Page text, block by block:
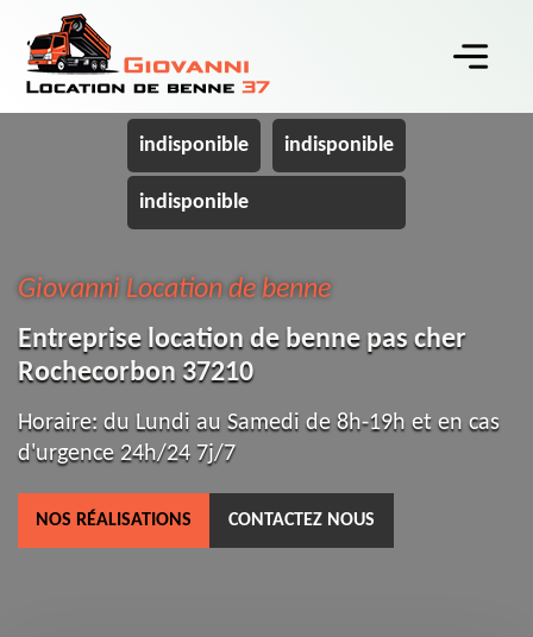
indisponible indisponible
indisponible
Giovanni Location de benne
Entreprise location de benne pas cher
Rochecorbon 37210
Horaire: du Lundi au Samedi de 8h-19h et en cas
d'urgence 24h/24 7j/7
NOS RÉALISATIONS CONTACTEZ NOUS